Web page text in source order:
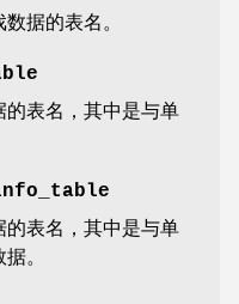
据的表名。
表名，其中是与单
表名，其中是与单
。